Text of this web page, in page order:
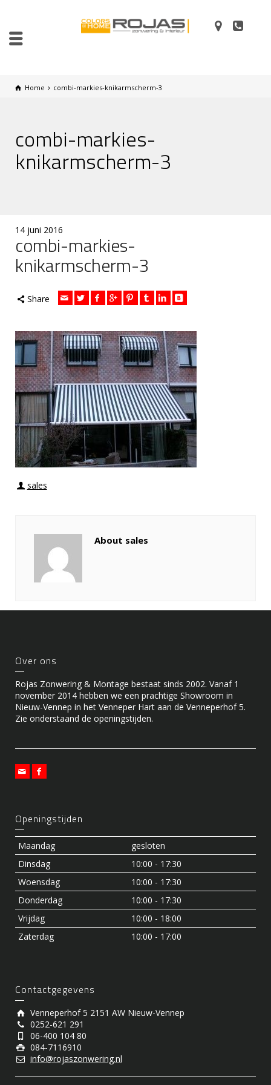
Home combi-markies-knikarmscherm-3
combi-markies-
knikarmscherm-3
14 juni 2016
combi-markies-
knikarmscherm-3
Share
sales
About sales
Over ons
Rojas Zonwering & Montage bestaat sinds 2002. Vanaf 1
november 2014 hebben we een prachtige Showroom in
Nieuw-Vennep in het Venneper Hart aan de Venneperhof 5.
Zie onderstaand de openingstijden.
Openingstijden
Maandag
gesloten
Dinsdag
10:00 - 17:30
Woensdag
10:00 - 17:30
Donderdag
10:00 - 17:30
Vrijdag
10:00 - 18:00
Zaterdag
10:00 - 17:00
Contactgegevens
Venneperhof 5 2151 AW Nieuw-Vennep
0252-621 291
06-400 104 80
084-7116910
info@rojaszonwering.nl